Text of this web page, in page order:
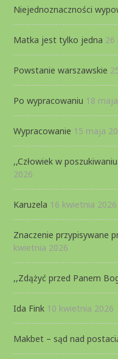
Niejednoznaczności
Matka jest tylko jedna 26
Powstanie warszawskie
Po wypracowaniu 18
Wypracowanie 15 maja
,,Człowiek w
2026
Karuzela 16 kwietnia 2026
Znaczenie przypisywane
kwietnia 2026
,,Zdążyć przed Panem
Ida Fink 10 kwietnia 2026
Makbet – sąd nad